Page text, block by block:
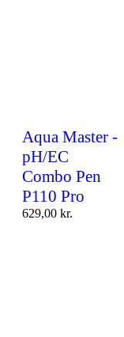
Aqua Master -
pH/EC
Combo Pen
P110 Pro
629,00 kr.